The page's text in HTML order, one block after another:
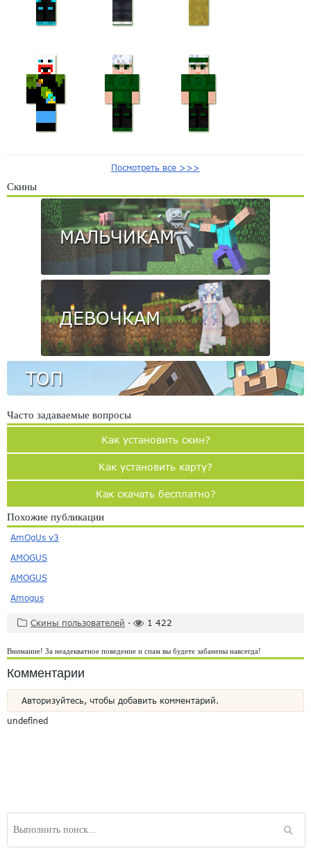
Посмотреть все >>>
Скины
МАЛЬЧИКАМ
ДЕВОЧКАМ
ТОП
Часто задаваемые вопросы
Как установить скин?
Как установить карту?
Как скачать бесплатно?
Похожие публикации
AmOgUs v3
AMOGUS
AMOGUS
Amogus
Скины пользователей · 1 422
Внимание! За неадекватное поведение и спам вы будете забанены навсегда!
Комментарии
Авторизуйтесь, чтобы добавить комментарий.
undefined